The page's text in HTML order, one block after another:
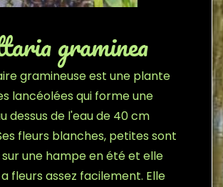
graminea
gramineuse est une plante
lancéolées qui forme une
dessus de l'eau de 40 cm
fleurs blanches, petites sont
une hampe en été et elle
fleurs assez facilement. Elle